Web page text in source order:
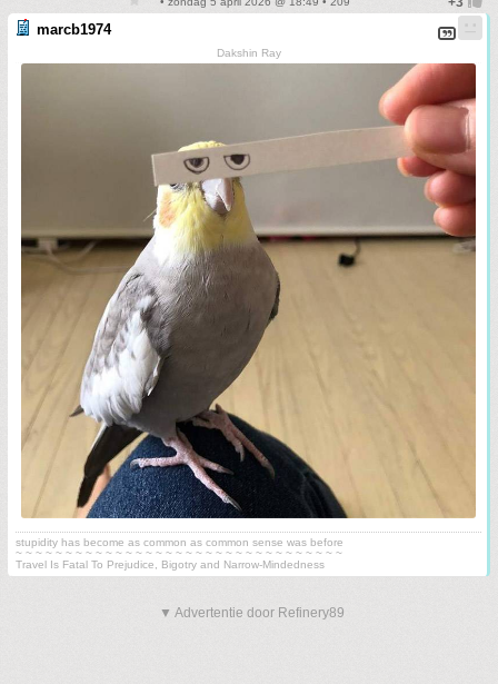
marcb1974
Dakshin Ray
stupidity has become as common as common sense was before
~ ~ ~ ~ ~ ~ ~ ~ ~ ~ ~ ~ ~ ~ ~ ~ ~ ~ ~ ~ ~ ~ ~ ~ ~ ~ ~ ~ ~ ~ ~ ~ ~
Travel Is Fatal To Prejudice, Bigotry and Narrow-Mindedness
▼ Advertentie door Refinery89